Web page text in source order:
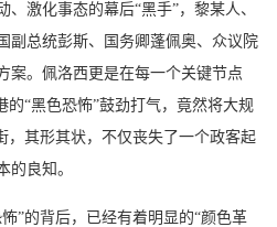
激化事态的幕后“黑手”，黎某人、
副总统彭斯、国务卿蓬佩奥、众议院
案。佩洛西更是在每一个关键节点
的“黑色恐怖”鼓劲打气，竟然将大规
，其形其状，不仅丧失了一个政客起
的良知。
”的背后，已经有着明显的“颜色革